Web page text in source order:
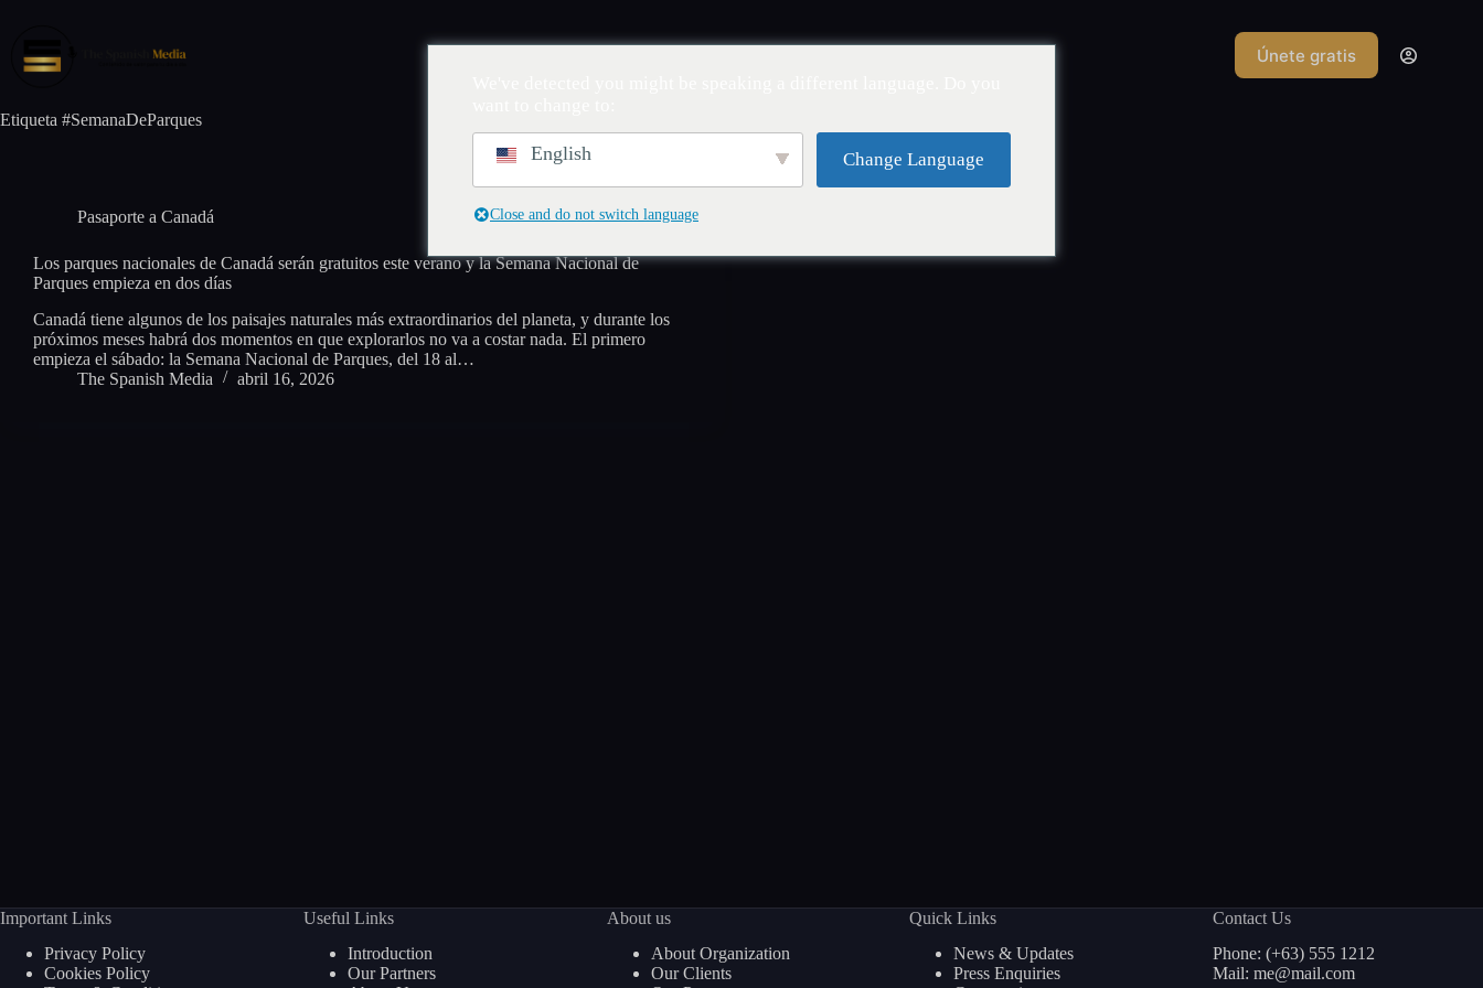
Únete gratis
Etiqueta #SemanaDeParques
Pasaporte a Canadá
Los parques nacionales de Canadá serán gratuitos este verano y la Semana Nacional de
Parques empieza en dos días
Canadá tiene algunos de los paisajes naturales más extraordinarios del planeta, y durante los
próximos meses habrá dos momentos en que explorarlos no va a costar nada. El primero
empieza el sábado: la Semana Nacional de Parques, del 18 al…
The Spanish Media
abril 16, 2026
Important Links
Privacy Policy
Cookies Policy
Useful Links
Introduction
Our Partners
About us
About Organization
Our Clients
Quick Links
News & Updates
Press Enquiries
Contact Us
Phone: (+63) 555 1212
Mail: me@mail.com
English Change Language
Close and do not switch language